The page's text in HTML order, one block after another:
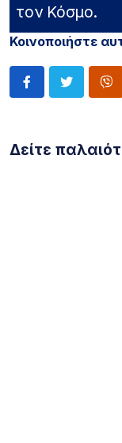
τον Κόσμο.
Κοινοποιήστε
Δείτε